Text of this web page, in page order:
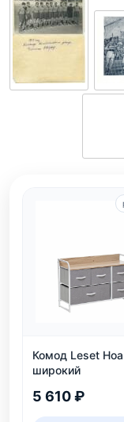
Комод Leset
широкий
5 610 ₽